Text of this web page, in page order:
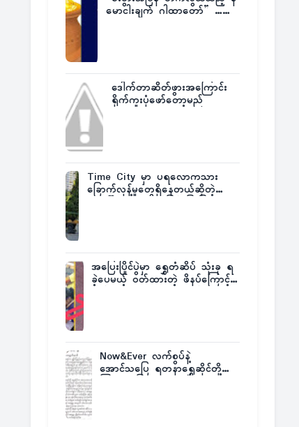
မောငါးချက် ဂါထာတော်” ……
ဒေါက်တာဆိတ်ဖွားအကြောင်း
ရိုက်ကူးပုံဖော်တော့မည်
Time City မှာ ပရလောကသား
ခြောက်လှန့်မှုတွေရှိနေတယ်ဆိုတဲ့
အပြေးပြိုင်ပွဲမှာ ရွှေတံဆိပ် သုံးခု ရ
ခဲ့ပေမယ့် ဝတ်ထားတဲ့ ဖိနပ်ကြောင့်
Now&Ever လက်စွပ်နဲ့
အောင်သပြေ ရတနာရွှေဆိုင်တို့